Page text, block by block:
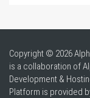
Copyright © 2026
is a collaboration of
Development &
Platform is provided